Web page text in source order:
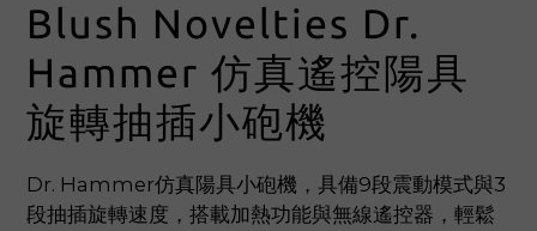
買滿 $1,200 正價貨品減 $120【1200120】| 買滿
$900 正價貨品減 $80！【90080】
Blush Novelties Dr.
Hammer 仿真遙控陽具
旋轉抽插小砲機
Dr. Hammer仿真陽具小砲機，具備9段震動模式與3
段抽插旋轉速度，搭載加熱功能與無線遙控器，輕鬆